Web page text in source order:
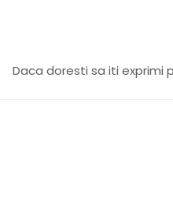
Daca doresti sa iti exprimi